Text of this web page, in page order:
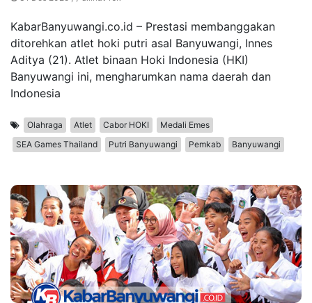
KabarBanyuwangi.co.id – Prestasi membanggakan
ditorehkan atlet hoki putri asal Banyuwangi, Innes
Aditya (21). Atlet binaan Hoki Indonesia (HKI)
Banyuwangi ini, mengharumkan nama daerah dan
Indonesia
Olahraga Atlet Cabor HOKI
Medali Emes
SEA Games Thailand
Putri Banyuwangi Pemkab Banyuwangi